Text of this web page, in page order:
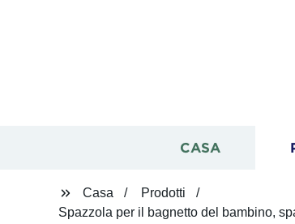
CASA
Casa
Prodotti
Spazzola per il bagnetto del bambino,